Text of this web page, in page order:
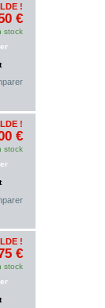
!
€
stock
!
€
stock
!
€
stock